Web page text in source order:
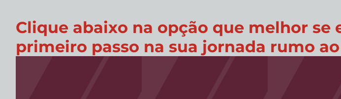
Clique abaixo na opção que melhor se
primeiro passo na sua jornada rumo